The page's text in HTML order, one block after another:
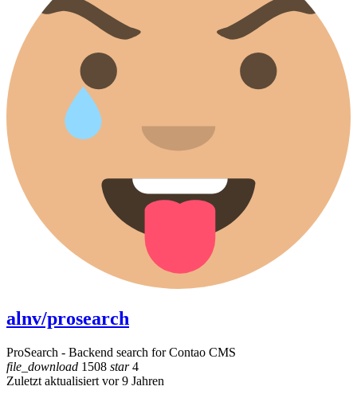
alnv/prosearch
ProSearch - Backend search for Contao CMS
file_download 1508 star4
Zuletzt aktualisiert vor 9 Jahren